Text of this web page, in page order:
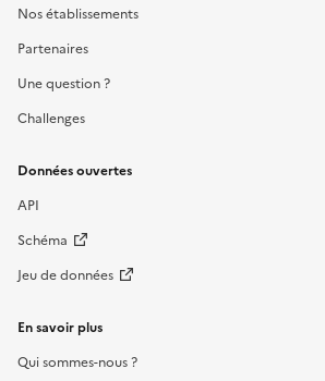
Nos établissements
Partenaires
Une question ?
Challenges
Données ouvertes
API
Schéma
Jeu de données
En savoir plus
Qui sommes-nous ?